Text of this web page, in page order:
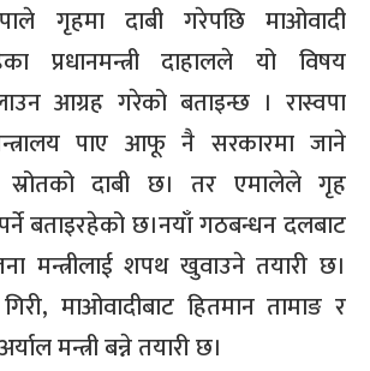
गृहमा दाबी गरेपछि माओवादी
प्रधानमन्त्री दाहालले यो विषय
आग्रह गरेको बताइन्छ । रास्वपा
पाए आफू नै सरकारमा जाने
स्रोतको दाबी छ। तर एमालेले गृह
बताइरहेको छ।नयाँ गठबन्धन दलबाट
शपथ खुवाउने तयारी छ।
माओवादीबाट हितमान तामाङ र
मन्त्री बन्ने तयारी छ।